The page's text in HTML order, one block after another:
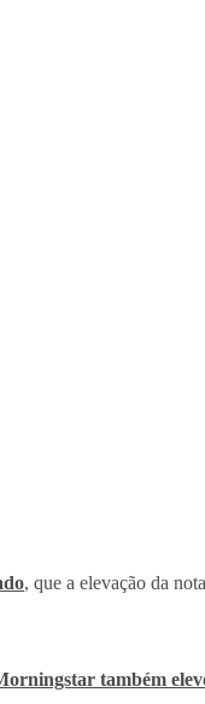
, que a elevação da
também